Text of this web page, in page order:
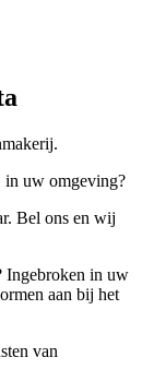
in uw omgeving?
Bel ons en wij
Ingebroken in uw
aan bij het
van